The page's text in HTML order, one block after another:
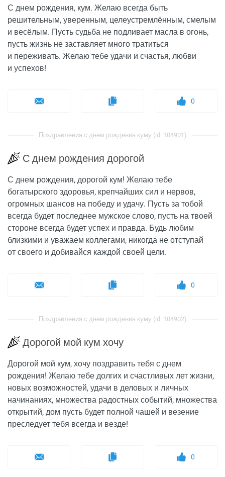
С днем рождения, кум. Желаю всегда быть
решительным, уверенным, целеустремлённым, смелым
и весёлым. Пусть судьба не подливает масла в огонь,
пусть жизнь не заставляет много тратиться
и переживать. Желаю тебе удачи и счастья, любви
и успехов!
0
Поздравления с днем рождения куму (id: 104901)
С днем рождения дорогой
С днем рождения, дорогой кум! Желаю тебе
богатырского здоровья, крепчайших сил и нервов,
огромных шансов на победу и удачу. Пусть за тобой
всегда будет последнее мужское слово, пусть на твоей
стороне всегда будет успех и правда. Будь любим
близкими и уважаем коллегами, никогда не отступай
от своего и добивайся каждой своей цели.
0
Поздравления с днем рождения куму (id: 104902)
Дорогой мой кум хочу
Дорогой мой кум, хочу поздравить тебя с днем
рождения! Желаю тебе долгих и счастливых лет жизни,
новых возможностей, удачи в деловых и личных
начинаниях, множества радостных событий, множества
открытий, дом пусть будет полной чашей и везение
преследует тебя всегда и везде!
0